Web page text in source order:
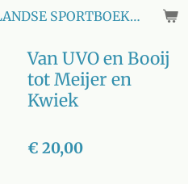
UITGEVERIJ NEDERLANDSE SPORTBOEKEN CLUB
Van UVO en Booij
tot Meijer en
Kwiek
€ 20,00